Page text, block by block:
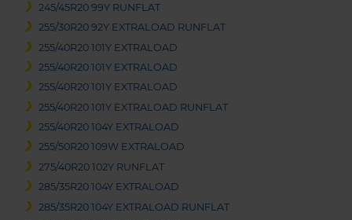
245/45R20 99Y RUNFLAT
255/30R20 92Y EXTRALOAD RUNFLAT
255/40R20 101Y EXTRALOAD
255/40R20 101Y EXTRALOAD
255/40R20 101Y EXTRALOAD
255/40R20 101Y EXTRALOAD RUNFLAT
255/40R20 104Y EXTRALOAD
255/50R20 109W EXTRALOAD
275/40R20 102Y RUNFLAT
285/35R20 104Y EXTRALOAD
285/35R20 104Y EXTRALOAD RUNFLAT